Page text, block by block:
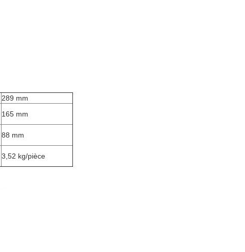
289 mm
165 mm
88 mm
3,52 kg/pièce